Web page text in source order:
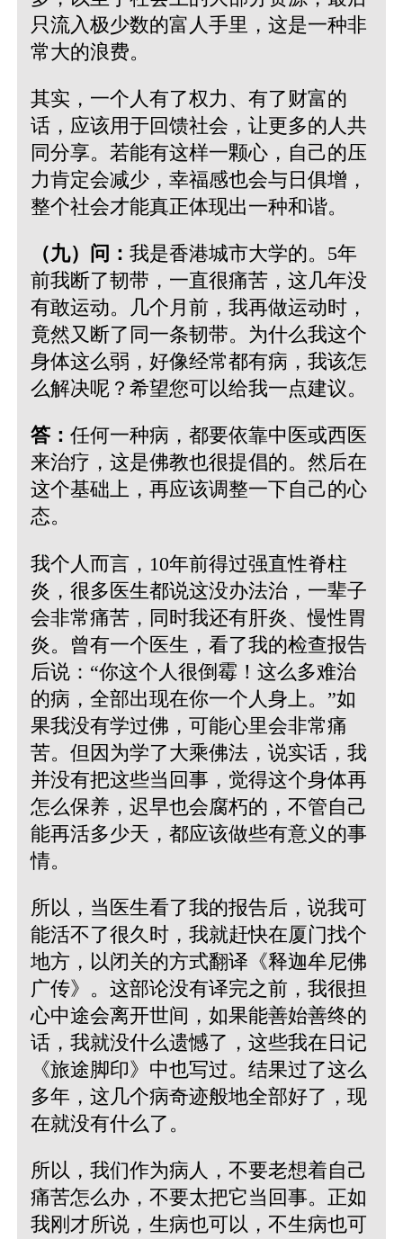
只流入极少数的富人手里，这是一种非
常大的浪费。
其实，一个人有了权力、有了财富的
话，应该用于回馈社会，让更多的人共
同分享。若能有这样一颗心，自己的压
力肯定会减少，幸福感也会与日俱增，
整个社会才能真正体现出一种和谐。
（九）问： 我是香港城市大学的。5年
前我断了韧带，一直很痛苦，这几年没
有敢运动。几个月前，我再做运动时，
竟然又断了同一条韧带。为什么我这个
身体这么弱，好像经常都有病，我该怎
么解决呢？希望您可以给我一点建议。
答： 任何一种病，都要依靠中医或西医
来治疗，这是佛教也很提倡的。然后在
这个基础上，再应该调整一下自己的心
态。
我个人而言，10年前得过强直性脊柱
炎，很多医生都说这没办法治，一辈子
会非常痛苦，同时我还有肝炎、慢性胃
炎。曾有一个医生，看了我的检查报告
后说：“你这个人很倒霉！这么多难治
的病，全部出现在你一个人身上。”如
果我没有学过佛，可能心里会非常痛
苦。但因为学了大乘佛法，说实话，我
并没有把这些当回事，觉得这个身体再
怎么保养，迟早也会腐朽的，不管自己
能再活多少天，都应该做些有意义的事
情。
所以，当医生看了我的报告后，说我可
能活不了很久时，我就赶快在厦门找个
地方，以闭关的方式翻译《释迦牟尼佛
广传》。这部论没有译完之前，我很担
心中途会离开世间，如果能善始善终的
话，我就没什么遗憾了，这些我在日记
《旅途脚印》中也写过。结果过了这么
多年，这几个病奇迹般地全部好了，现
在就没有什么了。
所以，我们作为病人，不要老想着自己
痛苦怎么办，不要太把它当回事。正如
我刚才所说，生病也可以，不生病也可